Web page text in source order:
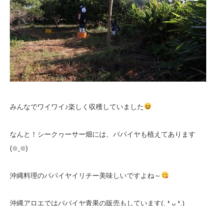
みんなでワイワイ♪楽しく収穫していました
なんと！シークヮーサー畑には、パパイヤも植えてあります
(⊙ˍ⊙)
沖縄料理のパパイヤイリチー美味しいですよね～
沖縄アロエではパパイヤ青果の販売もしています(. ❛ ᴗ ❛.)